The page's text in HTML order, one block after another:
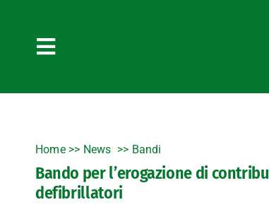
Toggle
Home>> News Bandi
Bando per l’erogazione di
defibrillatori